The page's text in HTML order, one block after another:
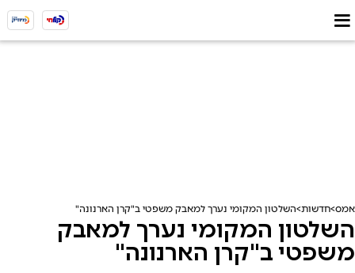
אמס חדשות השלטון המקומי נערך למאבק משפטי ב"קרן הארנונה"
השלטון המקומי נערך למאבק
משפטי ב"קרן הארנונה"